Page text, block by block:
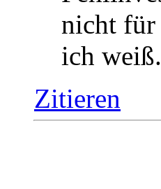
nicht für
ich
Zitieren